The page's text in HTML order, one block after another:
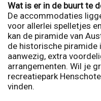
Wat is er in de buurt te
De accommodaties
voor allerlei spelletjes
kan de piramide van
de historische piramide
aanwezig, extra
arrangementen. Wil je
recreatiepark
vinden.